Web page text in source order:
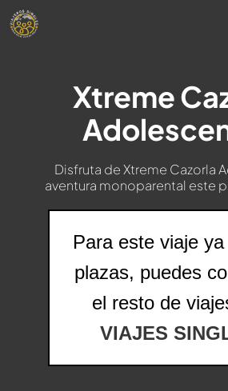
Saltar
Xtreme
Disfruta de Xtreme Cazorla
aventura monoparental este
Para este viaje
plazas, puedes
el resto de
VIAJES